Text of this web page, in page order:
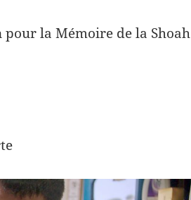
la Mémoire de la Shoah